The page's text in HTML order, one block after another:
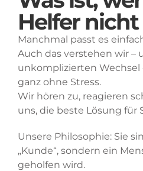
Helfer nicht
Manchmal passt es
Auch das verstehen wir –
unkomplizierten
ganz ohne Stress.
Wir hören zu, reagieren
uns, die beste Lösung für
Unsere Philosophie: Sie
„Kunde“, sondern ein
geholfen wird.